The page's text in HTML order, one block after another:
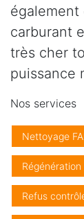
également
carburant
très cher
puissance
Nos services
Nettoyage
Refus